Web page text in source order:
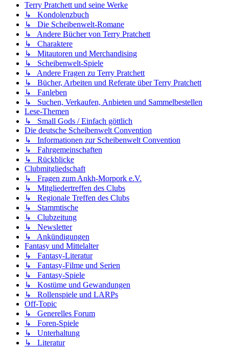
Terry Pratchett und seine Werke
↳ Kondolenzbuch
↳ Die Scheibenwelt-Romane
↳ Andere Bücher von Terry Pratchett
↳ Charaktere
↳ Mitautoren und Merchandising
↳ Scheibenwelt-Spiele
↳ Andere Fragen zu Terry Pratchett
↳ Bücher, Arbeiten und Referate über Terry Pratchett
↳ Fanleben
↳ Suchen, Verkaufen, Anbieten und Sammelbestellen
Lese-Themen
↳ Small Gods / Einfach göttlich
Die deutsche Scheibenwelt Convention
↳ Informationen zur Scheibenwelt Convention
↳ Fahrgemeinschaften
↳ Rückblicke
Clubmitgliedschaft
↳ Fragen zum Ankh-Morpork e.V.
↳ Mitgliedertreffen des Clubs
↳ Regionale Treffen des Clubs
↳ Stammtische
↳ Clubzeitung
↳ Newsletter
↳ Ankündigungen
Fantasy und Mittelalter
↳ Fantasy-Literatur
↳ Fantasy-Filme und Serien
↳ Fantasy-Spiele
↳ Kostüme und Gewandungen
↳ Rollenspiele und LARPs
Off-Topic
↳ Generelles Forum
↳ Foren-Spiele
↳ Unterhaltung
↳ Literatur